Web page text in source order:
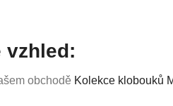
vzhled:
obchodě Kolekce klobouků